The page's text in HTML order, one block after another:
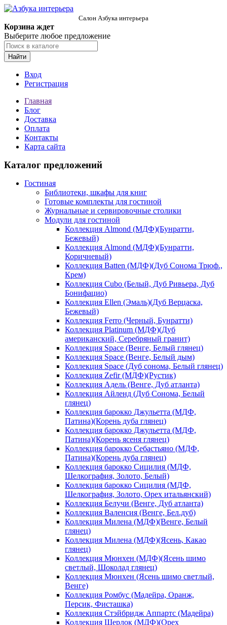
Салон Азбука интерьера
Корзина ждет
Выберите любое предложение
Найти
Вход
Регистрация
Главная
Блог
Доставка
Оплата
Контакты
Карта сайта
Каталог предложений
Гостиная
Библиотеки, шкафы для книг
Готовые комплекты для гостиной
Журнальные и сервировочные столики
Модули для гостиной
Коллекция Almond (МДФ)(Бунратти,
Бежевый)
Коллекция Almond (МДФ)(Бунратти,
Коричневый)
Коллекция Batten (МДФ)(Дуб Сонома Трюф.,
Крем)
Коллекция Cubo (Белый, Дуб Ривьера, Дуб
Бонифацио)
Коллекция Ellen (Эмаль)(Дуб Верцаска,
Бежевый)
Коллекция Ferro (Черный, Бунратти)
Коллекция Platinum (МДФ)(Дуб
американский, Серебряный гранит)
Коллекция Space (Венге, Белый глянец)
Коллекция Space (Венге, Белый дым)
Коллекция Space (Дуб сонома, Белый глянец)
Коллекция Zefir (МДФ)(Рустик)
Коллекция Адель (Венге, Дуб атланта)
Коллекция Айленд (Дуб Сонома, Белый
глянец)
Коллекция барокко Джульетта (МДФ,
Патина)(Корень дуба глянец)
Коллекция барокко Джульетта (МДФ,
Патина)(Корень ясеня глянец)
Коллекция барокко Себастьяно (МДФ,
Патина)(Корень дуба глянец)
Коллекция барокко Сицилия (МДФ,
Шелкография, Золото, Белый)
Коллекция барокко Сицилия (МДФ,
Шелкография, Золото, Орех итальянский)
Коллекция Белучи (Венге, Дуб атланта)
Коллекция Валенсия (Венге, Бел.дуб)
Коллекция Милена (МДФ)(Венге, Белый
глянец)
Коллекция Милена (МДФ)(Ясень, Какао
глянец)
Коллекция Мюнхен (МДФ)(Ясень шимо
светлый, Шоколад глянец)
Коллекция Мюнхен (Ясень шимо светлый,
Венге)
Коллекция Ромбус (Мадейра, Оранж,
Персик, Фисташка)
Коллекция Стэйбридж Аппартс (Мадейра)
Коллекция Шерлок (МДФ)(Орех